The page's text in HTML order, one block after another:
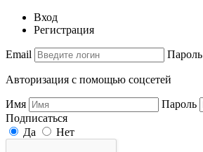
Вход
Регистрация
Email Пароль
Авторизация с помощью соцсетей
Имя Пароль
Подписаться
Да
Нет